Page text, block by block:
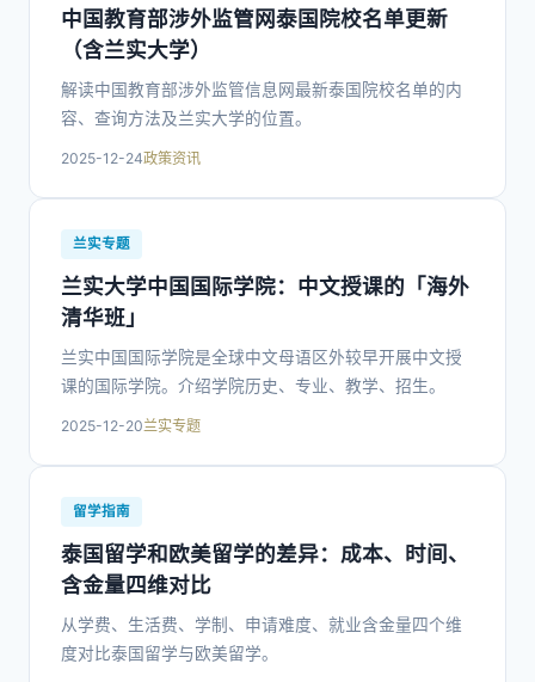
中国教育部涉外监管网泰国院校名单更新
（含兰实大学）
解读中国教育部涉外监管信息网最新泰国院校名单的内
容、查询方法及兰实大学的位置。
2025-12-24政策资讯
兰实专题
兰实大学中国国际学院：中文授课的「海外
清华班」
兰实中国国际学院是全球中文母语区外较早开展中文授
课的国际学院。介绍学院历史、专业、教学、招生。
2025-12-20兰实专题
留学指南
泰国留学和欧美留学的差异：成本、时间、
含金量四维对比
从学费、生活费、学制、申请难度、就业含金量四个维
度对比泰国留学与欧美留学。